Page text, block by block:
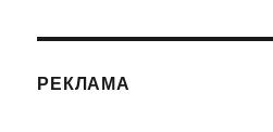
РЕКЛАМА